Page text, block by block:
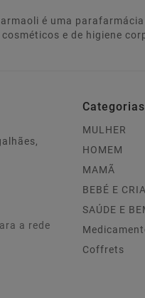
é uma
cosméticos e de higiene
a rede
Categorias
MULHER
HOMEM
MAMÃ
BEBÉ E
SAÚDE E
Coffrets